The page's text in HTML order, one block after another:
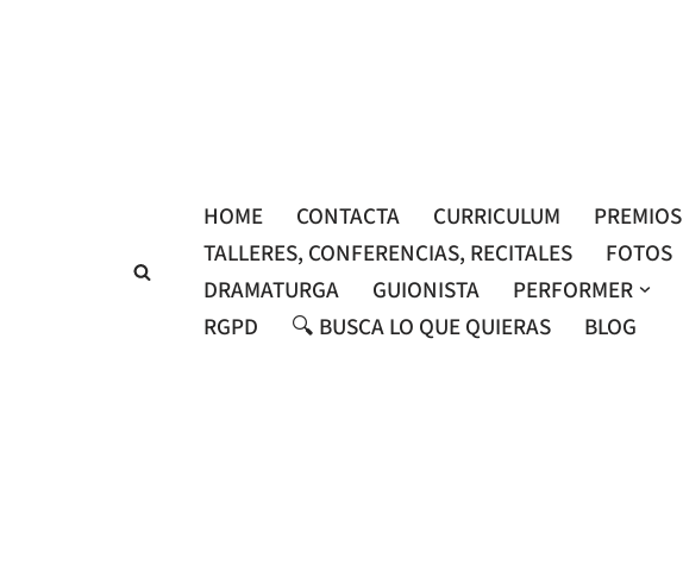
HOME CONTACTA CURRICULUM PREMIOS
TALLERES, CONFERENCIAS, RECITALES
FOTOS
DRAMATURGA
GUIONISTA PERFORMER
RGPD
🔍 BUSCA LO QUE QUIERAS BLOG